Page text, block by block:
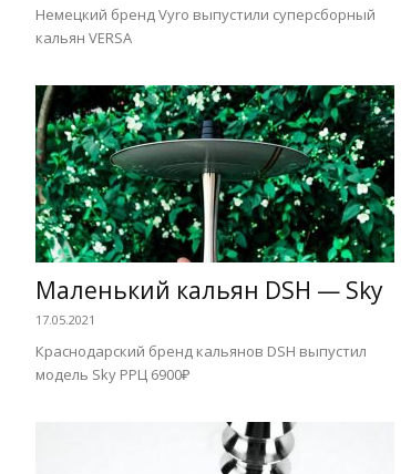
Немецкий бренд Vyro выпустили суперсборный
кальян VERSA
Маленький кальян DSH — Sky
17.05.2021
Краснодарский бренд кальянов DSH выпустил
модель Sky РРЦ 6900₽